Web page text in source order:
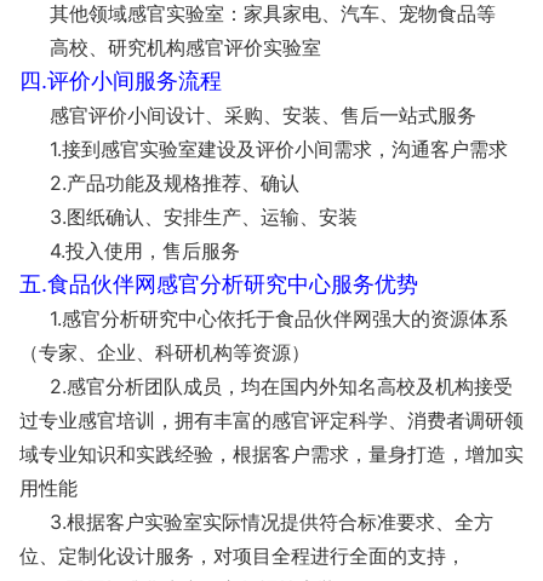
其他领域感官实验室：家具家电、汽车、宠物食品等
高校、研究机构感官评价实验室
四.评价小间服务流程
感官评价小间设计、采购、安装、售后一站式服务
1.接到感官实验室建设及评价小间需求，沟通客户需求
2.产品功能及规格推荐、确认
3.图纸确认、安排生产、运输、安装
4.投入使用，售后服务
五.食品伙伴网感官分析研究中心服务优势
1.感官分析研究中心依托于食品伙伴网强大的资源体系
（专家、企业、科研机构等资源）
2.感官分析团队成员，均在国内外知名高校及机构接受
过专业感官培训，拥有丰富的感官评定科学、消费者调研领
域专业知识和实践经验，根据客户需求，量身打造，增加实
用性能
3.根据客户实验室实际情况提供符合标准要求、全方
位、定制化设计服务，对项目全程进行全面的支持，